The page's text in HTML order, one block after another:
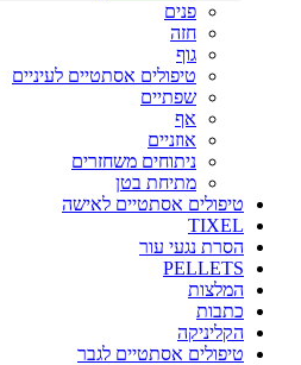
פנים
חזה
גוף
טיפולים אסתטיים לעיניים
שפתיים
אף
אוזניים
ניתוחים משחזרים
מתיחת בטן
טיפולים אסתטיים לאישה
TIXEL
הסרת נגעי עור
PELLETS
המלצות
כתבות
הקליניקה
טיפולים אסתטיים לגבר